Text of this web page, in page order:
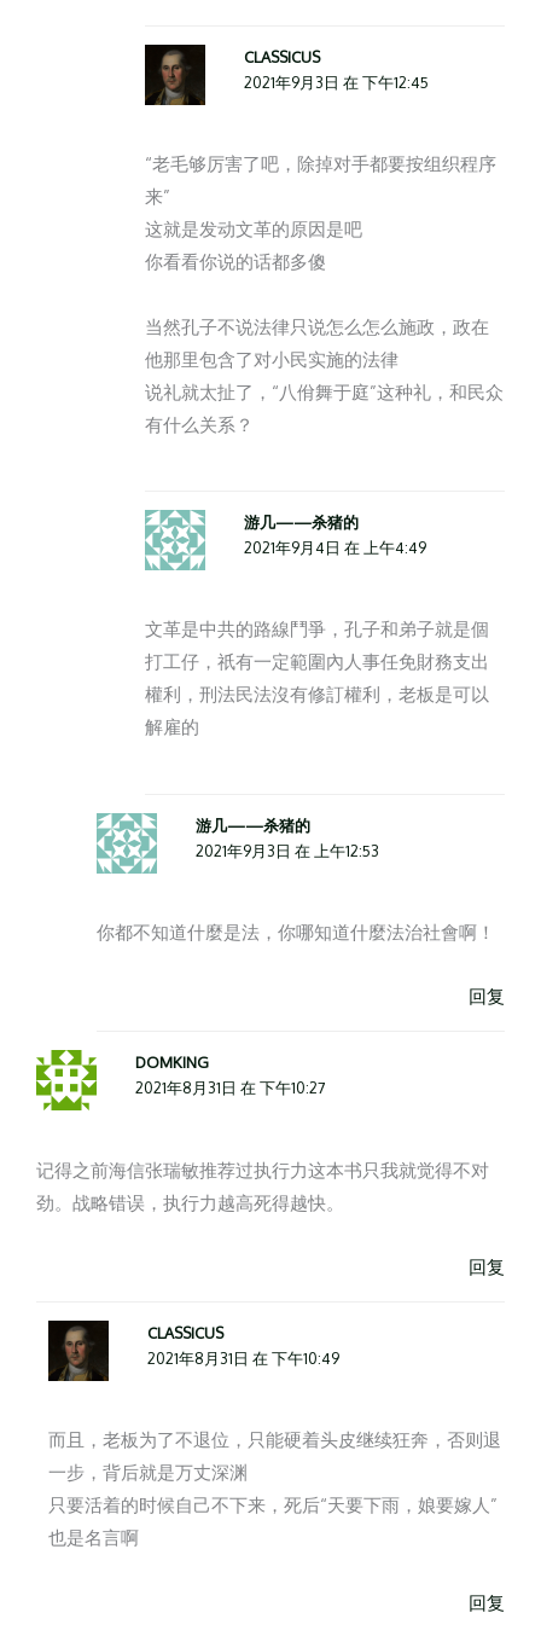
CLASSICUS
2021年9月3日 在 下午12:45
“老毛够厉害了吧，除掉对手都要按组织程序
来”
这就是发动文革的原因是吧
你看看你说的话都多傻
当然孔子不说法律只说怎么怎么施政，政在
他那里包含了对小民实施的法律
说礼就太扯了，“八佾舞于庭”这种礼，和民众
有什么关系？
游几——杀猪的
2021年9月4日 在 上午4:49
文革是中共的路線鬥爭，孔子和弟子就是個
打工仔，祇有一定範圍內人事任免財務支出
權利，刑法民法沒有修訂權利，老板是可以
解雇的
游几——杀猪的
2021年9月3日 在 上午12:53
你都不知道什麼是法，你哪知道什麼法治社會啊！
回复
DOMKING
2021年8月31日 在 下午10:27
记得之前海信张瑞敏推荐过执行力这本书只我就觉得不对
劲。战略错误，执行力越高死得越快。
回复
CLASSICUS
2021年8月31日 在 下午10:49
而且，老板为了不退位，只能硬着头皮继续狂奔，否则退
一步，背后就是万丈深渊
只要活着的时候自己不下来，死后“天要下雨，娘要嫁人”
也是名言啊
回复